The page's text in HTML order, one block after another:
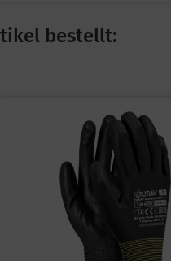
bestellt: